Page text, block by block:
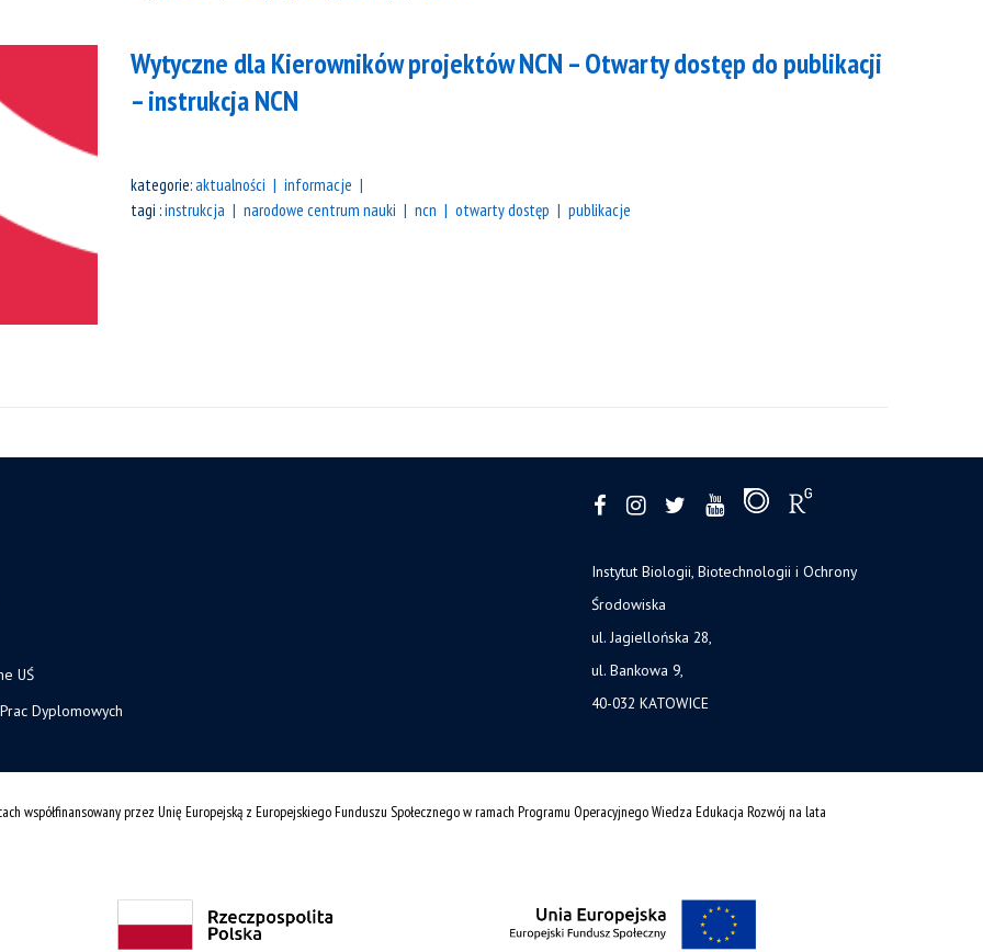
Wytyczne dla Kierowników projektów NCN – Otwarty dostęp do publikacji
– instrukcja NCN
kategorie:aktualności
informacje
tagi :instrukcja narodowe centrum nauki ncn otwarty dostęp publikacje
UŚ
Dyplomowych
Instytut Biologii, Biotechnologii i Ochrony
Środowiska
ul. Jagiellońska 28,
ul. Bankowa 9,
40-032 KATOWICE
współfinansowany przez Unię Europejską z Europejskiego Funduszu Społecznego w ramach Programu Operacyjnego Wiedza Edukacja Rozwój na lata